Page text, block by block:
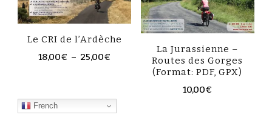
Le CRI de l’Ardèche
18,00€ – 25,00€
La Jurassienne –
Routes des Gorges
(Format: PDF, GPX)
10,00€
French